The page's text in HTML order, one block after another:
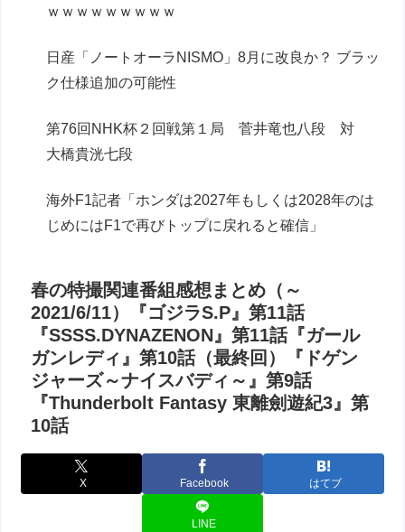
ｗｗｗｗｗｗｗｗｗ
日産「ノートオーラNISMO」8月に改良か？ ブラッ
ク仕様追加の可能性
第76回NHK杯２回戦第１局 菅井竜也八段 対
大橋貴洸七段
海外F1記者「ホンダは2027年もしくは2028年のは
じめにはF1で再びトップに戻れると確信」
春の特撮関連番組感想まとめ（～
2021/6/11）『ゴジラS.P』第11話
『SSSS.DYNAZENON』第11話『ガール
ガンレディ』第10話（最終回）『ドゲン
ジャーズ～ナイスバディ～』第9話
『Thunderbolt Fantasy 東離劍遊紀3』第
10話
X Facebook はてブ
LINE